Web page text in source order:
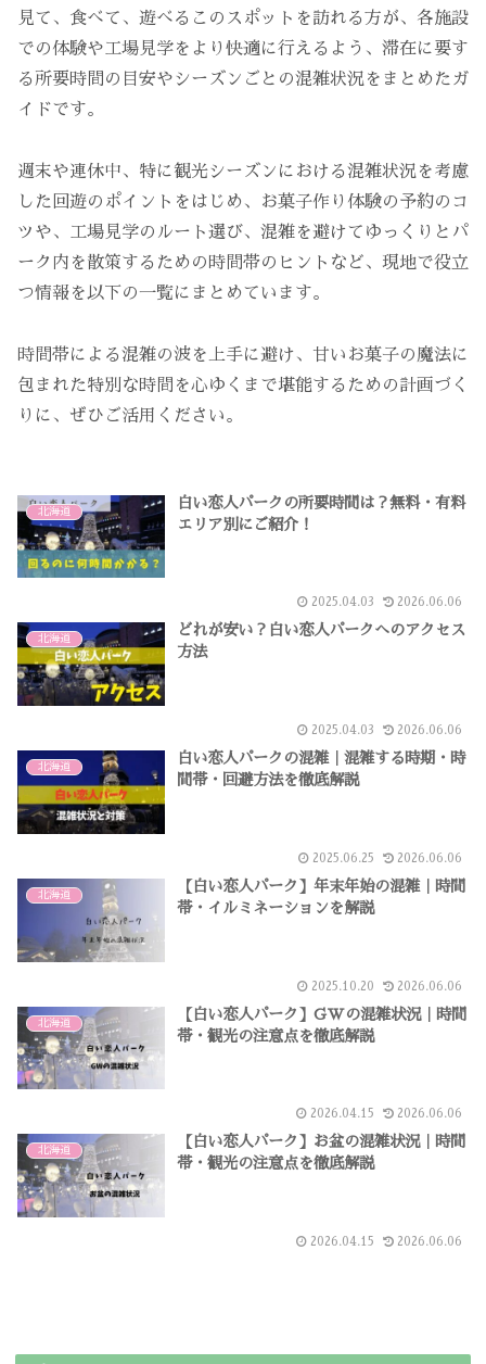
見て、食べて、遊べるこのスポットを訪れる方が、各施設
での体験や工場見学をより快適に行えるよう、滞在に要す
る所要時間の目安やシーズンごとの混雑状況をまとめたガ
イドです。
週末や連休中、特に観光シーズンにおける混雑状況を考慮
した回遊のポイントをはじめ、お菓子作り体験の予約のコ
ツや、工場見学のルート選び、混雑を避けてゆっくりとパ
ーク内を散策するための時間帯のヒントなど、現地で役立
つ情報を以下の一覧にまとめています。
時間帯による混雑の波を上手に避け、甘いお菓子の魔法に
包まれた特別な時間を心ゆくまで堪能するための計画づく
りに、ぜひご活用ください。
北海道
白い恋人パークの所要時間は？無料・有料
エリア別にご紹介！
2025.04.03 2026.06.06
北海道
どれが安い？白い恋人パークへのアクセス
方法
2025.04.03 2026.06.06
北海道
白い恋人パークの混雑｜混雑する時期・時
間帯・回避方法を徹底解説
2025.06.25 2026.06.06
北海道
【白い恋人パーク】年末年始の混雑｜時間
帯・イルミネーションを解説
2025.10.20 2026.06.06
北海道
【白い恋人パーク】GWの混雑状況｜時間
帯・観光の注意点を徹底解説
2026.04.15 2026.06.06
北海道
【白い恋人パーク】お盆の混雑状況｜時間
帯・観光の注意点を徹底解説
2026.04.15 2026.06.06